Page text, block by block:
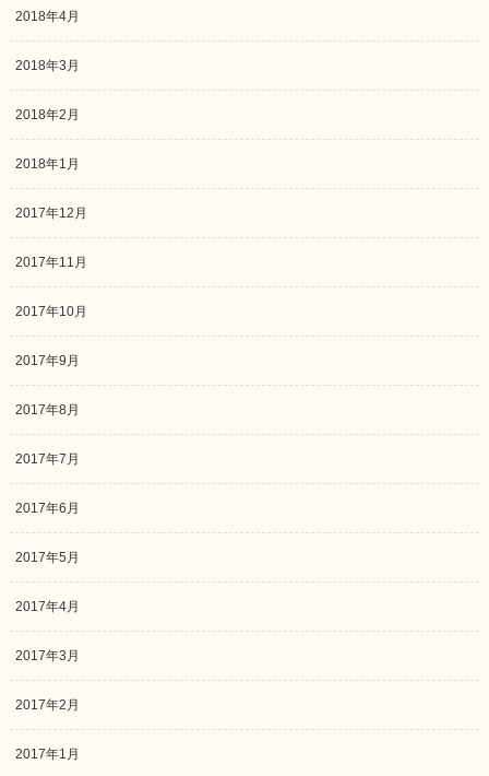
2018年4月
2018年3月
2018年2月
2018年1月
2017年12月
2017年11月
2017年10月
2017年9月
2017年8月
2017年7月
2017年6月
2017年5月
2017年4月
2017年3月
2017年2月
2017年1月